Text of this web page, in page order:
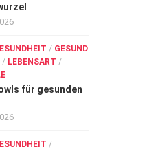
/ GESUND
/ LEBENSART /
für gesunden
/